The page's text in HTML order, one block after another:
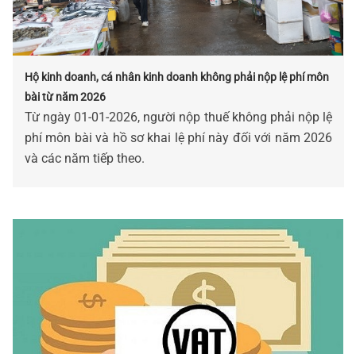
Hộ kinh doanh, cá nhân kinh doanh không phải nộp lệ phí môn
bài từ năm 2026
Từ ngày 01-01-2026, người nộp thuế không phải nộp lệ
phí môn bài và hồ sơ khai lệ phí này đối với năm 2026
và các năm tiếp theo.